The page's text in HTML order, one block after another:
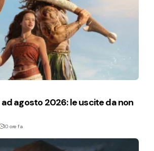
agosto 2026: le uscite da non
10 ore fa